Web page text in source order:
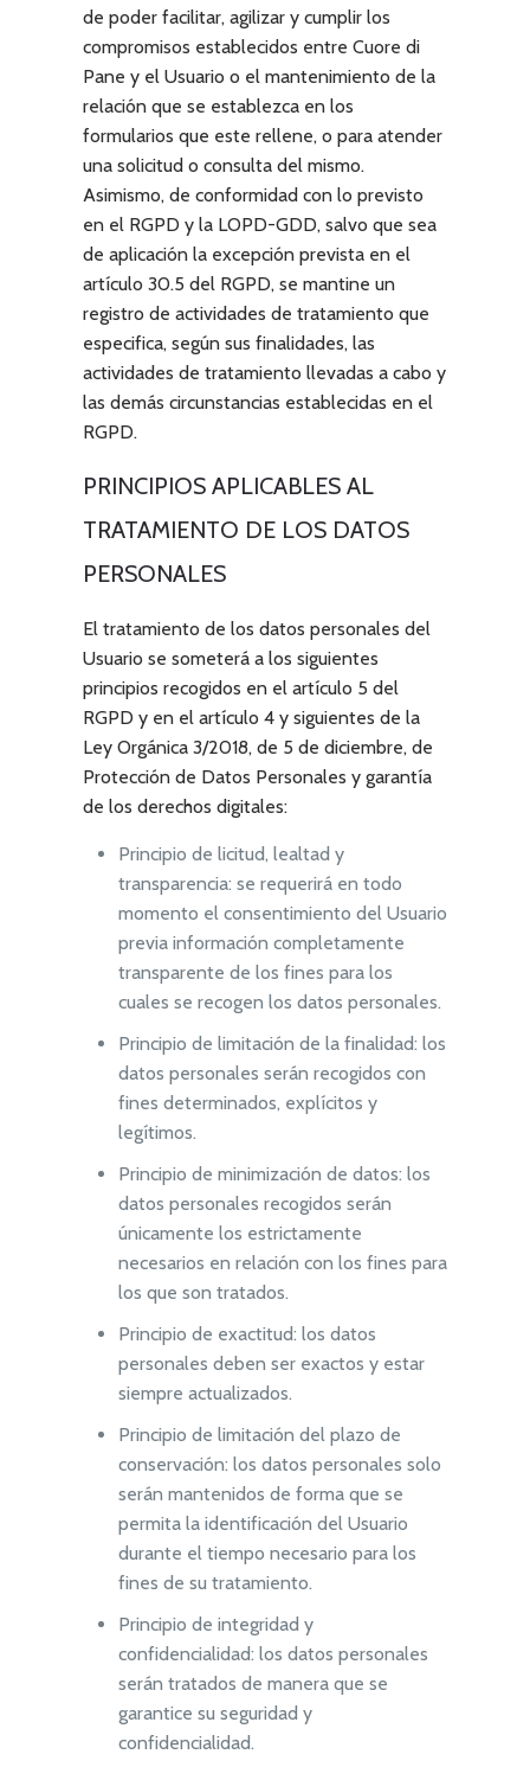
de poder facilitar, agilizar y cumplir los
compromisos establecidos entre Cuore di
Pane y el Usuario o el mantenimiento de la
relación que se establezca en los
formularios que este rellene, o para atender
una solicitud o consulta del mismo.
Asimismo, de conformidad con lo previsto
en el RGPD y la LOPD-GDD, salvo que sea
de aplicación la excepción prevista en el
artículo 30.5 del RGPD, se mantine un
registro de actividades de tratamiento que
especifica, según sus finalidades, las
actividades de tratamiento llevadas a cabo y
las demás circunstancias establecidas en el
RGPD.
PRINCIPIOS APLICABLES AL
TRATAMIENTO DE LOS DATOS
PERSONALES
El tratamiento de los datos personales del
Usuario se someterá a los siguientes
principios recogidos en el artículo 5 del
RGPD y en el artículo 4 y siguientes de la
Ley Orgánica 3/2018, de 5 de diciembre, de
Protección de Datos Personales y garantía
de los derechos digitales:
Principio de licitud, lealtad y
transparencia: se requerirá en todo
momento el consentimiento del Usuario
previa información completamente
transparente de los fines para los
cuales se recogen los datos personales.
Principio de limitación de la finalidad: los
datos personales serán recogidos con
fines determinados, explícitos y
legítimos.
Principio de minimización de datos: los
datos personales recogidos serán
únicamente los estrictamente
necesarios en relación con los fines para
los que son tratados.
Principio de exactitud: los datos
personales deben ser exactos y estar
siempre actualizados.
Principio de limitación del plazo de
conservación: los datos personales solo
serán mantenidos de forma que se
permita la identificación del Usuario
durante el tiempo necesario para los
fines de su tratamiento.
Principio de integridad y
confidencialidad: los datos personales
serán tratados de manera que se
garantice su seguridad y
confidencialidad.